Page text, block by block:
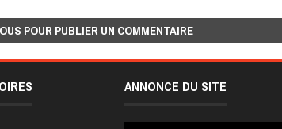
POUR PUBLIER UN COMMENTAIRE
ANNONCE DU SITE